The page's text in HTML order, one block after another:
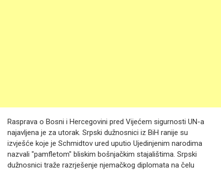
Rasprava o Bosni i Hercegovini pred Vijećem sigurnosti UN-a
najavljena je za utorak. Srpski dužnosnici iz BiH ranije su
izvješće koje je Schmidtov ured uputio Ujedinjenim narodima
nazvali "pamfletom" bliskim bošnjačkim stajalištima. Srpski
dužnosnici traže razrješenje njemačkog diplomata na čelu